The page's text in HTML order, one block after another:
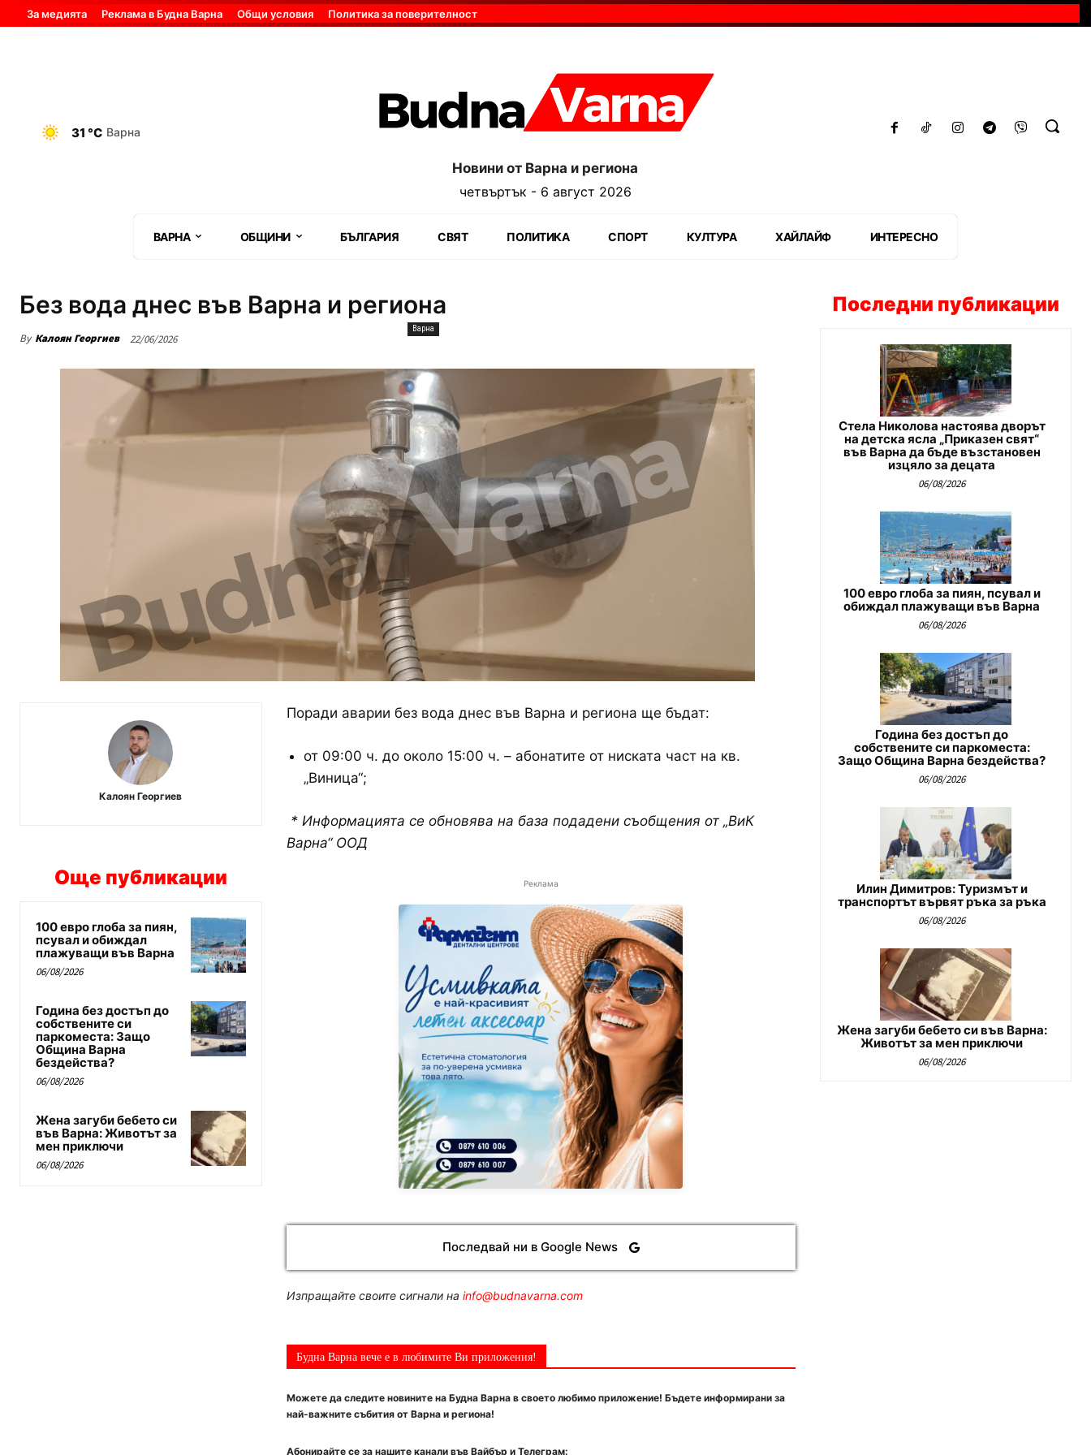
За медията Реклама в Будна Варна Общи условия Политика за поверителност
31 °C Варна
Новини от Варна и региона
четвъртък - 6 август 2026
ВАРНА ОБЩИНИ БЪЛГАРИЯ СВЯТ ПОЛИТИКА СПОРТ КУЛТУРА ХАЙЛАЙФ ИНТЕРЕСНО
Без вода днес във Варна и региона
By Калоян Георгиев 22/06/2026
Варна
Калоян Георгиев
Още публикации
100 евро глоба за пиян,
псувал и обиждал
плажуващи във Варна
06/08/2026
Година без достъп до
собствените си
паркоместа: Защо
Община Варна
бездейства?
06/08/2026
Жена загуби бебето си
във Варна: Животът за
мен приключи
06/08/2026
Поради аварии без вода днес във Варна и региона ще бъдат:
от 09:00 ч. до около 15:00 ч. – абонатите от ниската част на кв.
„Виница“;
* Информацията се обновява на база подадени съобщения от „ВиК
Варна“ ООД
Реклама
Последвай ни в Google News
Изпращайте своите сигнали на info@budnavarna.com
Будна Варна вече е в любимите Ви приложения!
Можете да следите новините на Будна Варна в своето любимо приложение! Бъдете информирани за
най-важните събития от Варна и региона!
Абонирайте се за нашите канали във Вайбър и Телеграм:
Последни публикации
Стела Николова настоява дворът
на детска ясла „Приказен свят“
във Варна да бъде възстановен
изцяло за децата
06/08/2026
100 евро глоба за пиян, псувал и
обиждал плажуващи във Варна
06/08/2026
Година без достъп до
собствените си паркоместа:
Защо Община Варна бездейства?
06/08/2026
Илин Димитров: Туризмът и
транспортът вървят ръка за ръка
06/08/2026
Жена загуби бебето си във Варна:
Животът за мен приключи
06/08/2026